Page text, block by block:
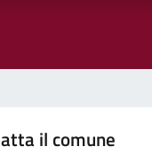
il comune